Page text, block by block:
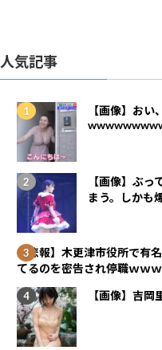
人気記事
【画像】お
【画像】ぶ
まう。しかも
【悲報】木更津市役所で有
てるのを密告され停職ｗｗ
【画像】吉